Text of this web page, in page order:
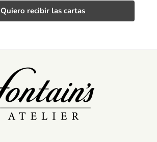
Quiero recibir las cartas